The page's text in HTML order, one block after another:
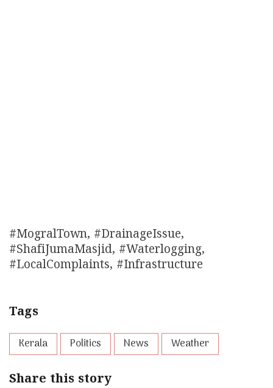
#MogralTown, #DrainageIssue,
#ShafiJumaMasjid, #Waterlogging,
#LocalComplaints, #Infrastructure
Tags
Kerala Politics News Weather
Share this story